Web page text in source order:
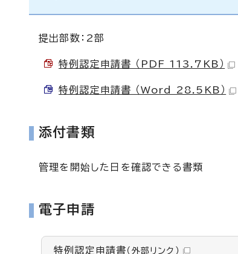
提出部数：2部
特例認定申請書 （PDF 113.7KB）
特例認定申請書 （Word 28.5KB）
添付書類
管理を開始した日を確認できる書類
電子申請
特例認定申請書 （外部リンク）